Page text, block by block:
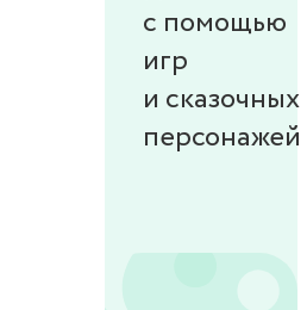
с помощью
игр
и сказочных
персонажей